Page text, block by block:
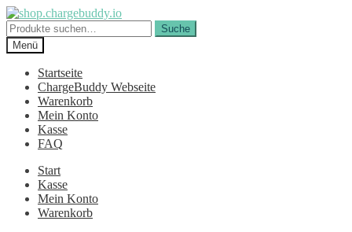
Zur
Navigation
springen
Zum
Inhalt
springen
Suche
nach:
Suche
Menü
Startseite
ChargeBuddy Webseite
Warenkorb
Mein Konto
Kasse
FAQ
Start
Kasse
Mein Konto
Warenkorb